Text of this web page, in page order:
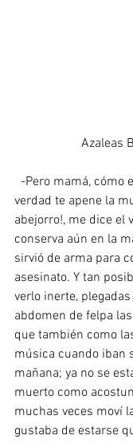
Azaleas
verdad te apene la
abejorro!, me dice el
conserva aún en la
sirvió de arma para
asesinato. Y tan
verlo inerte,
abdomen de felpa
que también como
música cuando iban
mañana; ya no se
muerto como
muchas veces moví
gustaba de estarse